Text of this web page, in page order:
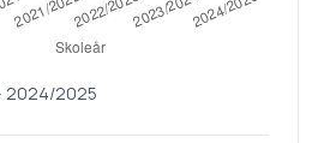
2024/2025